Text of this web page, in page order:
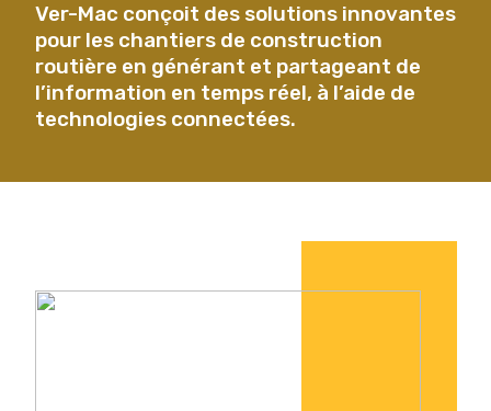
Ver-Mac conçoit des solutions innovantes
pour les chantiers de construction
routière en générant et partageant de
l’information en temps réel, à l’aide de
technologies connectées.